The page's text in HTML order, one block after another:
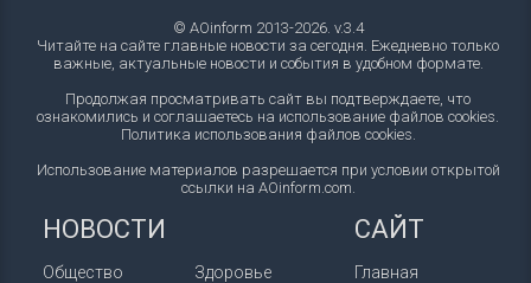
© AOinform 2013-2026. v.3.4
Читайте на сайте главные новости за сегодня. Ежедневно только
важные, актуальные новости и события в удобном формате.
Продолжая просматривать сайт вы подтверждаете, что
ознакомились и соглашаетесь на использование файлов cookies.
Политика использования файлов cookies.
Использование материалов разрешается при условии открытой
ссылки на AOinform.com.
НОВОСТИ
Общество
Здоровье
САЙТ
Главная